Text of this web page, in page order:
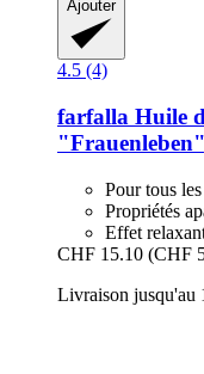
Ajouter
4.5 (4)
farfalla Huile
Pour tous
Propriétés
Effet
CHF 15.10 (CHF
Livraison jusqu'au